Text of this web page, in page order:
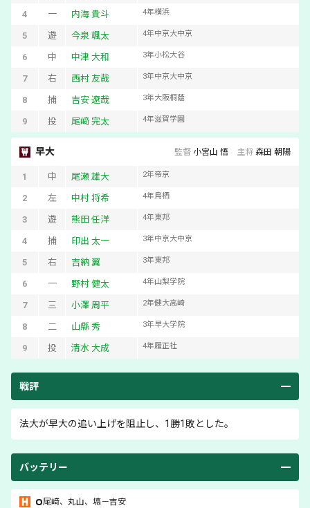
4 一 内海 貴斗 4年横浜
5 遊 今泉 颯太 4年中京大中京
6 中 中津 大和 3年小松大谷
7 右 西村 友哉 3年中京大中京
8 捕 吉安 遼哉 3年大阪桐蔭
9 投 尾﨑 完太 4年滋賀学園
早大 監督 小宮山 悟 主将 森田 朝陽
1 中 尾瀬 雄大 2年帝京
2 左 中村 将希 4年鳥栖
3 遊 熊田 任洋 4年東邦
4 捕 印出 太一 3年中京大中京
5 右 吉納 翼 3年東邦
6 一 野村 健太 4年山梨学院
7 三 小澤 周平 2年健大高崎
8 二 山縣 秀 3年早大学院
9 投 清水 大成 4年履正社
戦評
法大が早大の追い上げを阻止し、1勝1敗とした。
バッテリー
尾﨑、丸山、塙－吉安